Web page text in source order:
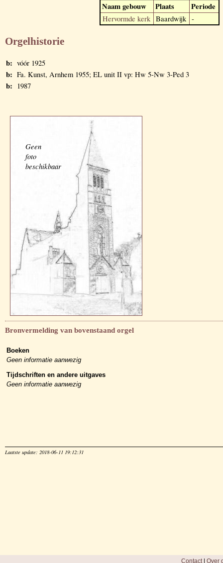
Naam gebouw Plaats Periode
Hervormde kerk Baardwijk -
Orgelhistorie
b: vóór 1925
b: Fa. Kunst, Arnhem 1955; EL unit II vp: Hw 5-Nw 3-Ped 3
b: 1987
Geen
foto
beschikbaar
Bronvermelding van bovenstaand orgel
Boeken
Geen informatie aanwezig
Tijdschriften en andere uitgaves
Geen informatie aanwezig
Laatste update: 2018-06-11 19:12:31
Contact| Over